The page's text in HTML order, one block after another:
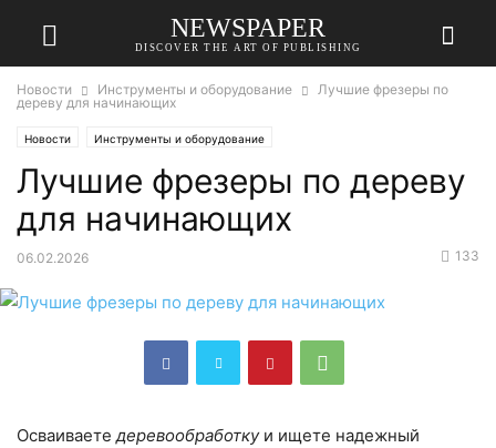
NEWSPAPER
DISCOVER THE ART OF PUBLISHING
Новости Инструменты и оборудование
Лучшие фрезеры по
дереву для начинающих
Новости Инструменты и оборудование
Лучшие фрезеры по дереву
для начинающих
06.02.2026 133
Осваиваетедеревообработкуи ищете надежный